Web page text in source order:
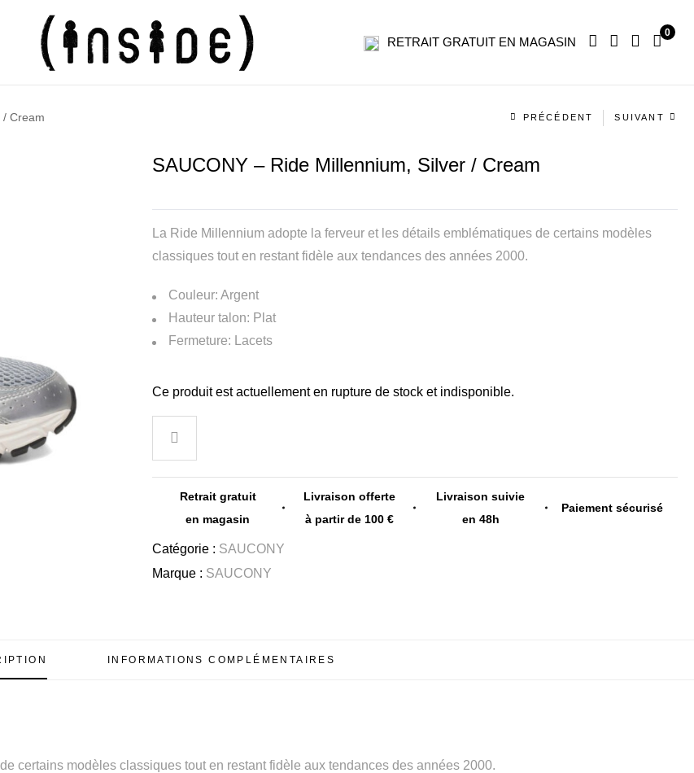
RETRAIT GRATUIT EN MAGASIN
0
/ Cream
Navigation
PRÉCÉDENT SUIVANT
SAUCONY – Ride Millennium, Silver / Cream
La Ride Millennium adopte la ferveur et les détails emblématiques de certains modèles
classiques tout en restant fidèle aux tendances des années 2000.
Couleur: Argent
Hauteur talon: Plat
Fermeture: Lacets
Ce produit est actuellement en rupture de stock et indisponible.
Retrait gratuit
en magasin
Livraison offerte
à partir de 100 €
Livraison suivie
en 48h
Paiement sécurisé
Catégorie : SAUCONY
Marque : SAUCONY
INFORMATIONS COMPLÉMENTAIRES
certains modèles classiques tout en restant fidèle aux tendances des années 2000.